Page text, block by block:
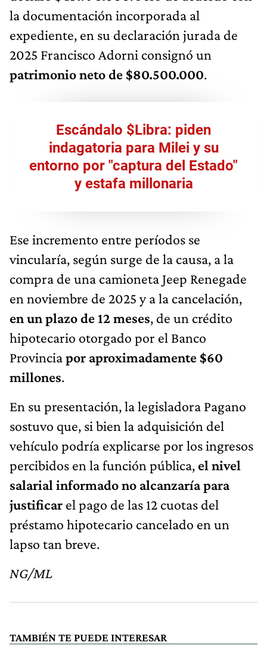
la documentación incorporada al
expediente, en su declaración jurada de
2025 Francisco Adorni consignó un
patrimonio neto de $80.500.000.
Escándalo $Libra: piden
indagatoria para Milei y su
entorno por "captura del Estado"
y estafa millonaria
Ese incremento entre períodos se
vincularía, según surge de la causa, a la
compra de una camioneta Jeep Renegade
en noviembre de 2025 y a la cancelación,
en un plazo de 12 meses, de un crédito
hipotecario otorgado por el Banco
Provinciapor aproximadamente $60
millones.
En su presentación, la legisladora Pagano
sostuvo que, si bien la adquisición del
vehículo podría explicarse por los ingresos
percibidos en la función pública, el nivel
salarial informado no alcanzaría para
justificar el pago de las 12 cuotas del
préstamo hipotecario cancelado en un
lapso tan breve.
NG/ML
TAMBIÉN TE PUEDE INTERESAR